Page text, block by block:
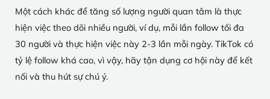
Một cách khác để tăng số lượng người quan tâm là thực
hiện việc theo dõi nhiều người, ví dụ, mỗi lần follow tối đa
30 người và thực hiện việc này 2-3 lần mỗi ngày. TikTok có
tỷ lệ follow khá cao, vì vậy, hãy tận dụng cơ hội này để kết
nối và thu hút sự chú ý.